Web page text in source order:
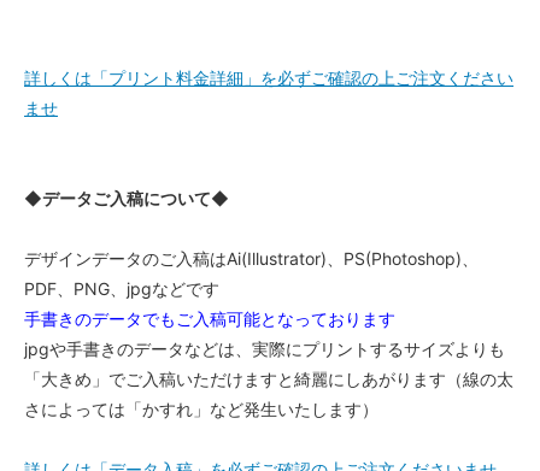
詳しくは「プリント料金詳細」を必ずご確認の上ご注文ください
ませ
◆データご入稿について◆
デザインデータのご入稿はAi(Illustrator)、PS(Photoshop)、
PDF、PNG、jpgなどです
手書きのデータでもご入稿可能となっております
jpgや手書きのデータなどは、実際にプリントするサイズよりも
「大きめ」でご入稿いただけますと綺麗にしあがります（線の太
さによっては「かすれ」など発生いたします）